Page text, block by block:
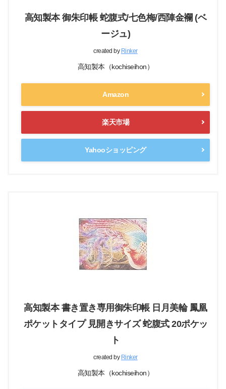
高知製本 御朱印帳 蛇腹式/七色梅/西陣金襴 (ベ
ージュ)
created by Rinker
高知製本（kochiseihon）
Amazon
楽天市場
Yahooショッピング
高知製本 書き置き専用御朱印帳 日月美輪 鳳凰
ポケットタイプ 見開きサイズ 蛇腹式 20ポケッ
ト
created by Rinker
高知製本（kochiseihon）